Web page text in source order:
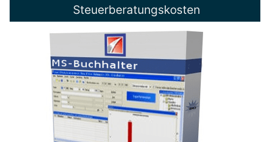
Steuerberatungskosten